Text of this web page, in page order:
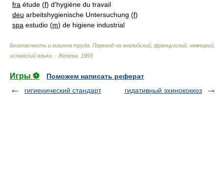
fra étude (f) d'hygiène du travail
deu arbeitshygienische Untersuchung (f)
spa estudio (m) de higiene industrial
Безопасность и гигиена труда. Перевод на английский, французский, немецкий,
испанский языки. - Женева 1993
Игры ⚽
Поможем написать реферат
гигиенический стандарт
гидативный эхинококкоз